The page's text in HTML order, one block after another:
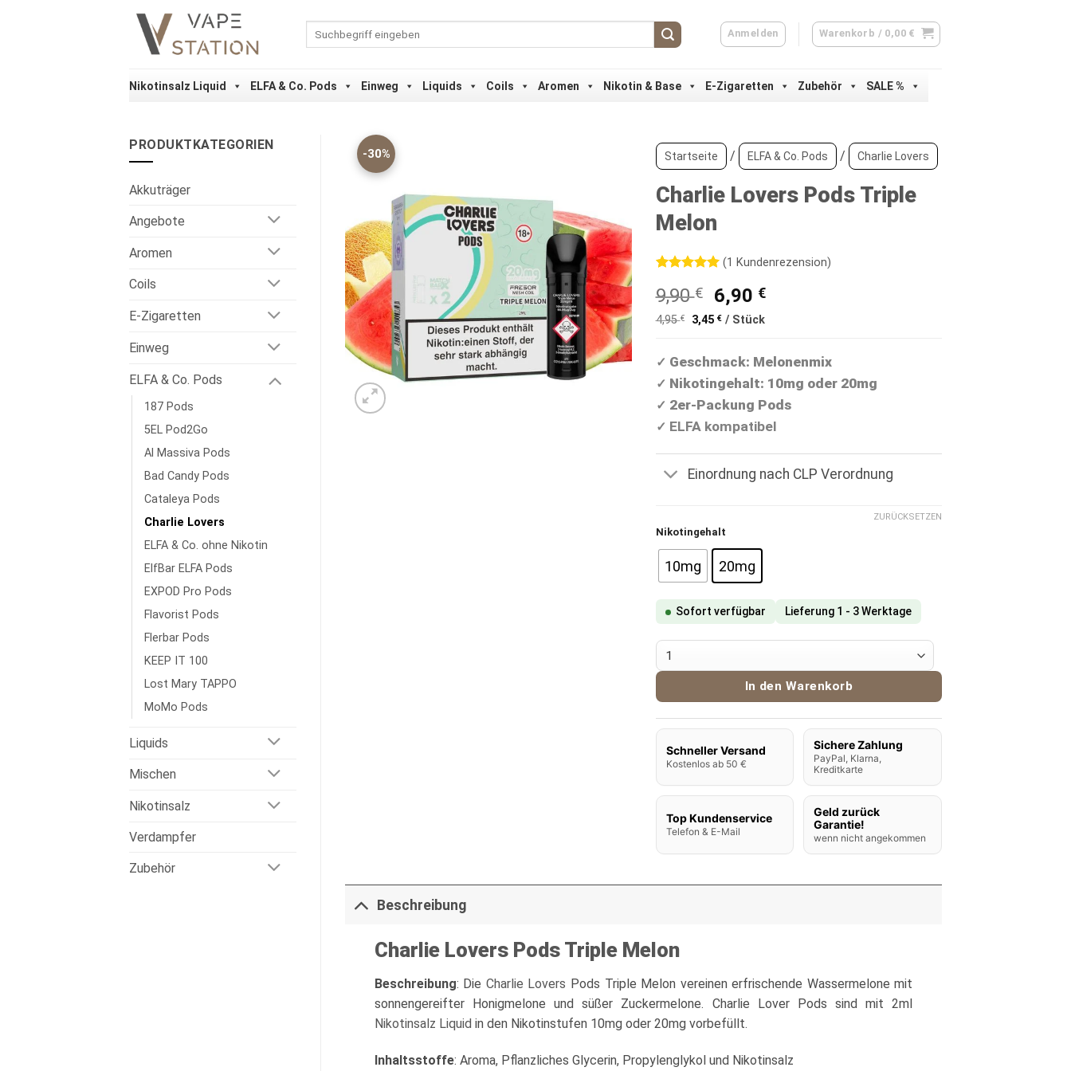
Anmelden Warenkorb / 0,00 €
Nikotinsalz Liquid ELFA & Co. Pods Einweg Liquids Coils Aromen Nikotin & Base E-Zigaretten Zubehör SALE %
PRODUKTKATEGORIEN
Akkuträger
Angebote
Aromen
Coils
E-Zigaretten
Einweg
ELFA & Co. Pods
187 Pods
5EL Pod2Go
Al Massiva Pods
Bad Candy Pods
Cataleya Pods
Charlie Lovers
ELFA & Co. ohne Nikotin
ElfBar ELFA Pods
EXPOD Pro Pods
Flavorist Pods
Flerbar Pods
KEEP IT 100
Lost Mary TAPPO
MoMo Pods
Liquids
Mischen
Nikotinsalz
Verdampfer
Zubehör
-30% Startseite / ELFA & Co. Pods / Charlie Lovers
Charlie Lovers Pods Triple
Melon
mit5von
5, basierend
auf
(1 Kundenrezension)
9,90€
Ursprünglicher
Preis
9,90 €
6,90 €Aktueller
Preis
6,90 €.
4,95€ 3,45 €/ Stück
✓ Geschmack: Melonenmix
✓ Nikotingehalt: 10mg oder 20mg
✓ 2er-Packung Pods
✓ ELFA kompatibel
Einordnung nach CLP Verordnung
Nikotingehalt
10mg 20mg
ZURÜCKSETZEN
Sofort verfügbar Lieferung 1 - 3 Werktage
Charlie Lovers Pods Triple Melon Menge
In den Warenkorb
Schneller Versand
Kostenlos ab 50 €
Sichere Zahlung
PayPal, Klarna,
Kreditkarte
Top Kundenservice
Telefon & E-Mail
Geld zurück
Garantie!
wenn nicht angekommen
Beschreibung
Charlie Lovers Pods Triple Melon
Beschreibung: Die Charlie Lovers Pods Triple Melon vereinen erfrischende Wassermelone mit
sonnengereifter Honigmelone und süßer Zuckermelone. Charlie Lover Pods sind mit 2ml
Nikotinsalz Liquid in den Nikotinstufen 10mg oder 20mg vorbefüllt.
Inhaltsstoffe: Aroma, Pflanzliches Glycerin, Propylenglykol und Nikotinsalz